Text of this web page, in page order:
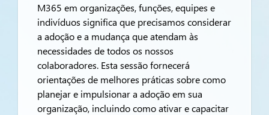
M365 em organizações, funções, equipes e
indivíduos significa que precisamos considerar
a adoção e a mudança que atendam às
necessidades de todos os nossos
colaboradores. Esta sessão fornecerá
orientações de melhores práticas sobre como
planejar e impulsionar a adoção em sua
organização, incluindo como ativar e capacitar